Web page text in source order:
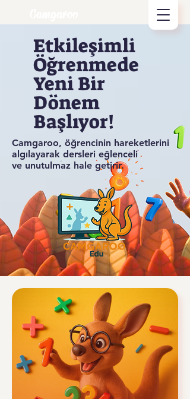
Etkileşimli
Öğrenmede
Yeni Bir
Dönem
Başlıyor!
Camgaroo, öğrencinin hareketlerini
algılayarak dersleri eğlenceli
ve unutulmaz hale getirir.